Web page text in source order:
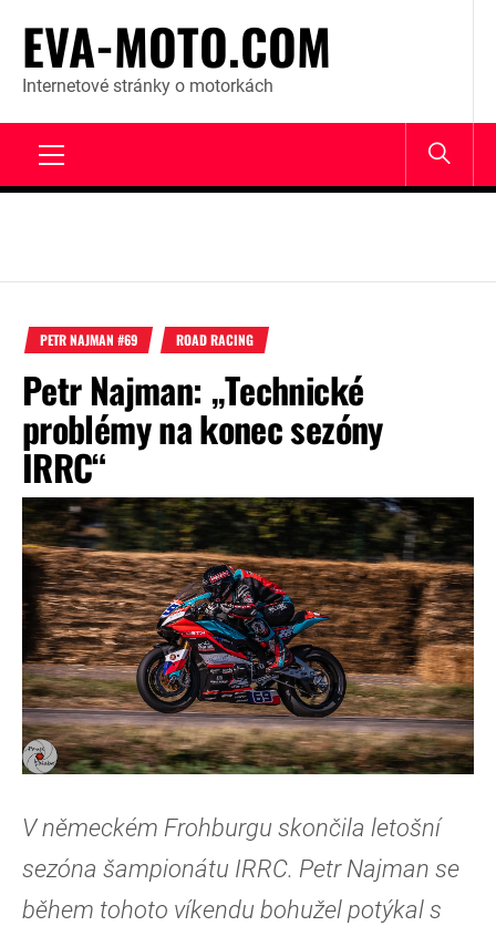
content
EVA-MOTO.COM
Internetové stránky o motorkách
PETR NAJMAN #69 ROAD RACING
Petr Najman: „Technické
problémy na konec sezóny
IRRC“
V německém Frohburgu skončila letošní
sezóna šampionátu IRRC. Petr Najman se
během tohoto víkendu bohužel potýkal s